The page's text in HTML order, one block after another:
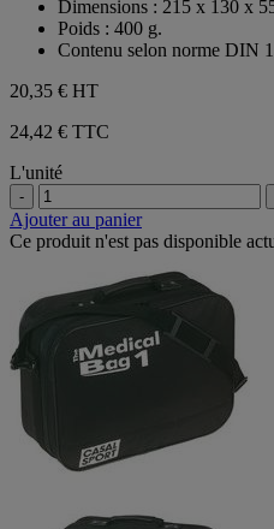
Dimensions : 215 x 130 x
Poids : 400 g.
Contenu selon norme DIN
20,35 € HT
24,42 € TTC
L'unité
-
Ajouter au panier
Ce produit n'est pas disponible